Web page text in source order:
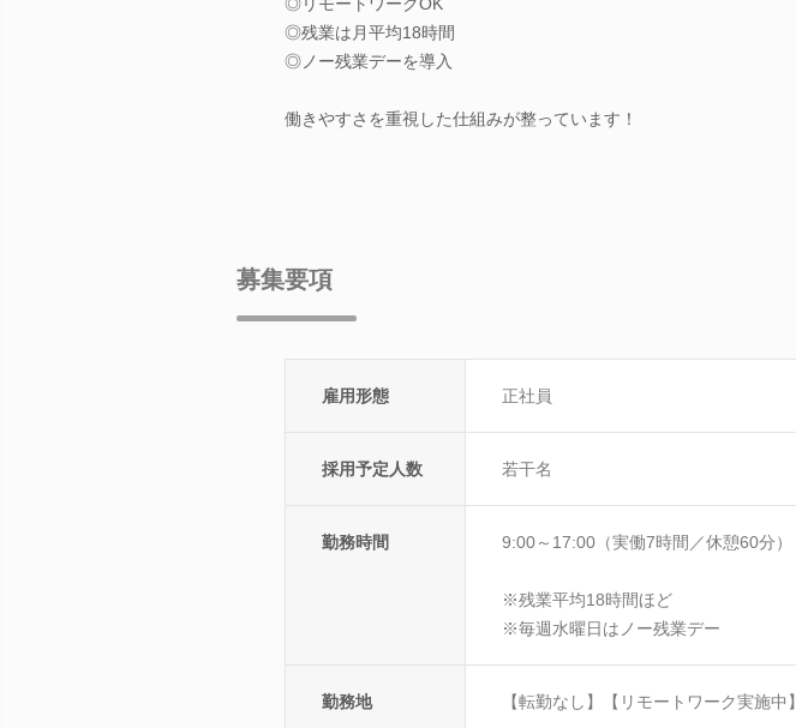
◎残業は月平均18時間
◎ノー残業デーを導入
働きやすさを重視した仕組みが整っています！
募集要項
雇用形態 正社員
採用予定人数 若干名
勤務時間 9:00～17:00（実働7時間／休憩60分）
※残業平均18時間ほど
※毎週水曜日はノー残業デー
勤務地 【転勤なし】【リモートワーク実施中】